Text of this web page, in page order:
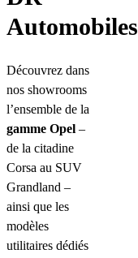
Automobiles
Découvrez dans
nos showrooms
l’ensemble de la
gamme Opel –
de la citadine
Corsa au SUV
Grandland –
ainsi que les
modèles
utilitaires dédiés